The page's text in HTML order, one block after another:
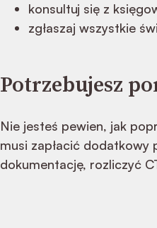
konsultuj się z
zgłaszaj wszystkie
Potrzebujesz
Nie jesteś pewien, jak
musi zapłacić
dokumentację, rozliczyć